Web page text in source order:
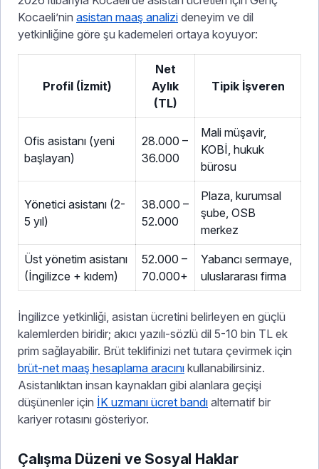
Kocaeli’nin asistan maaş analizi deneyim ve dil
yetkinliğine göre şu kademeleri ortaya koyuyor:
Profil (İzmit)
Net
Aylık
(TL)
Tipik İşveren
Ofis asistanı (yeni
başlayan)
28.000 –
36.000
Mali müşavir,
KOBİ, hukuk
bürosu
Yönetici asistanı (2-
5 yıl)
38.000 –
52.000
Plaza, kurumsal
şube, OSB
merkez
Üst yönetim asistanı
(İngilizce + kıdem)
52.000 –
70.000+
Yabancı sermaye,
uluslararası firma
İngilizce yetkinliği, asistan ücretini belirleyen en güçlü
kalemlerden biridir; akıcı yazılı-sözlü dil 5-10 bin TL ek
prim sağlayabilir. Brüt teklifinizi net tutara çevirmek için
brüt-net maaş hesaplama aracını kullanabilirsiniz.
Asistanlıktan insan kaynakları gibi alanlara geçişi
düşünenler için İK uzmanı ücret bandı alternatif bir
kariyer rotasını gösteriyor.
Çalışma Düzeni ve Sosyal Haklar